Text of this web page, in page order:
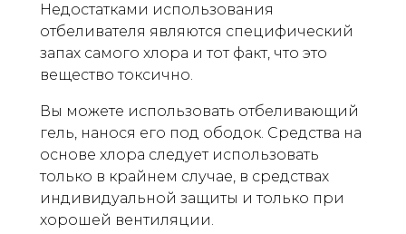
Недостатками использования
отбеливателя являются специфический
запах самого хлора и тот факт, что это
вещество токсично.
Вы можете использовать отбеливающий
гель, нанося его под ободок. Средства на
основе хлора следует использовать
только в крайнем случае, в средствах
индивидуальной защиты и только при
хорошей вентиляции.